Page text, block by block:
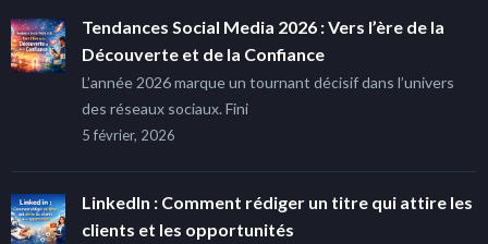
Tendances Social Media 2026 : Vers l’ère de la
Découverte et de la Confiance
L’année 2026 marque un tournant décisif dans l’univers
des réseaux sociaux. Fini
5 février, 2026
LinkedIn : Comment rédiger un titre qui attire les
clients et les opportunités